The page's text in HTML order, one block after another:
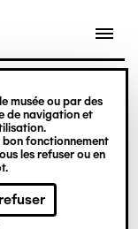
musée ou par des
de navigation et
bon fonctionnement
les refuser ou en